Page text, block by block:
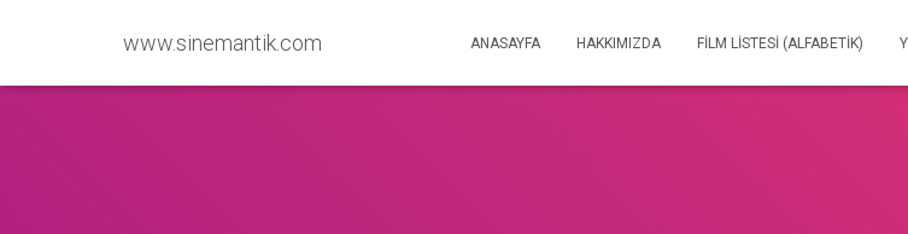
www.sinemantik.com ANASAYFA HAKKIMIZDA FILM LISTESI (ALFABETIK)